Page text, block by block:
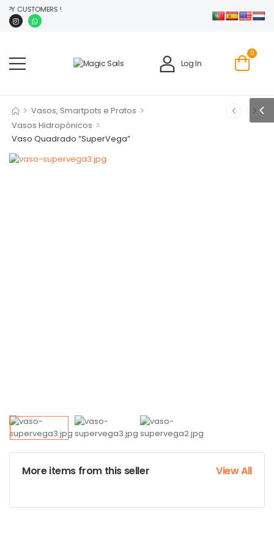
CUSTOMERS !
Log In
0
> Vasos, Smartpots e Pratos >
Vasos Hidropónicos >
Vaso Quadrado “SuperVega”
More items from this seller View All